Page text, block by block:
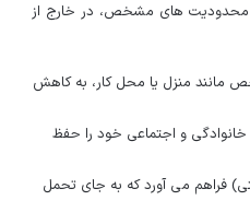
محدودیت های مشخص، در خارج از
مانند منزل یا محل کار، به کاهش
و اجتماعی خود را حفظ
فراهم می آورد که به جای تحمل